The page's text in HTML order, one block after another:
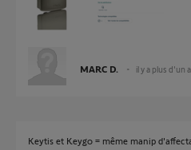
MARC D. il y a plus d'un
Keytis et Keygo = même manip